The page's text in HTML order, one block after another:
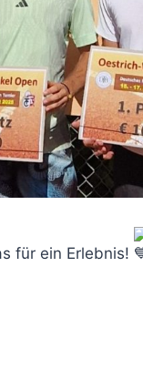
für ein Erlebnis!